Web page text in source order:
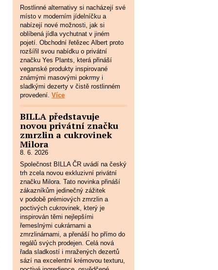
Rostlinné alternativy si nacházejí své
místo v moderním jídelníčku a
nabízejí nové možnosti, jak si
oblíbená jídla vychutnat v jiném
pojetí. Obchodní řetězec Albert proto
rozšířil svou nabídku o privátní
značku Yes Plants, která přináší
veganské produkty inspirované
známými masovými pokrmy i
sladkými dezerty v čistě rostlinném
provedení. Více
BILLA představuje
novou privátní značku
zmrzlin a cukrovinek
Milora
8. 6. 2026
Společnost BILLA ČR uvádí na český
trh zcela novou exkluzivní privátní
značku Milora. Tato novinka přináší
zákazníkům jedinečný zážitek
v podobě prémiových zmrzlin a
poctivých cukrovinek, který je
inspirován těmi nejlepšími
řemeslnými cukrárnami a
zmrzlinárnami, a přenáší ho přímo do
regálů svých prodejen. Celá nová
řada sladkostí i mražených dezertů
sází na excelentní krémovou texturu,